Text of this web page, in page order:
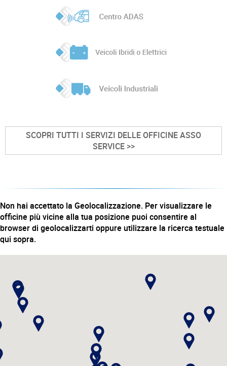
SCOPRI TUTTI I SERVIZI DELLE OFFICINE ASSO
SERVICE >>
Non hai accettato la Geolocalizzazione. Per visualizzare le
officine più vicine alla tua posizione puoi consentire al
browser di geolocalizzarti oppure utilizzare la ricerca testuale
qui sopra.